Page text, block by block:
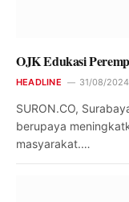
OJK Edukasi
HEADLINE 31/08/
SURON.CO,
berupaya
masyarakat.…